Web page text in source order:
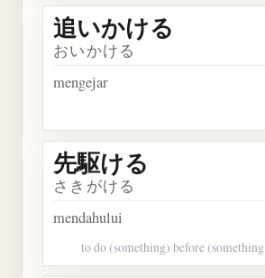
追いかける
おいかける
mengejar
先駆ける
さきがける
mendahului
to do (something) before